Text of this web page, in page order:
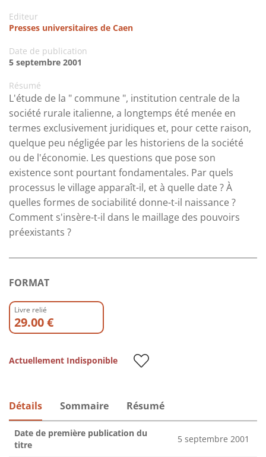
Editeur
Presses universitaires de Caen
Date de publication
5 septembre 2001
Résumé
L'étude de la " commune ", institution centrale de la
société rurale italienne, a longtemps été menée en
termes exclusivement juridiques et, pour cette raison,
quelque peu négligée par les historiens de la société
ou de l'économie. Les questions que pose son
existence sont pourtant fondamentales. Par quels
processus le village apparaît-il, et à quelle date ? À
quelles formes de sociabilité donne-t-il naissance ?
Comment s'insère-t-il dans le maillage des pouvoirs
préexistants ?
FORMAT
Livre relié
29.00 €
Actuellement Indisponible
Détails Sommaire Résumé
Date de première publication du
titre
5 septembre 2001